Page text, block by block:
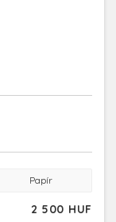
Papír
2 500 HUF